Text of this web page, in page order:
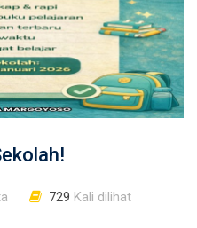
729 Kali dilihat